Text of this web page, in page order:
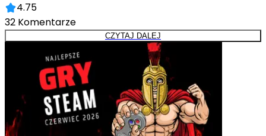
4.75
32 Komentarze
CZYTAJ DALEJ